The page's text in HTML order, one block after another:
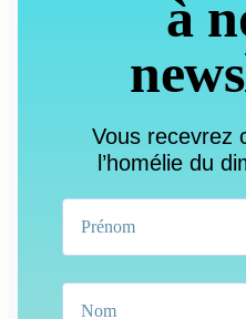
à
Vous recevrez
l’homélie du